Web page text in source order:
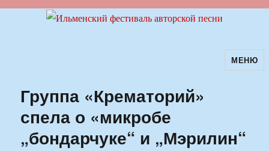
Ильменский фестиваль авторскойМЕНЮ
Группа «Крематорий»
спела о «микробе
„бондарчуке“ и „Мэрилин“